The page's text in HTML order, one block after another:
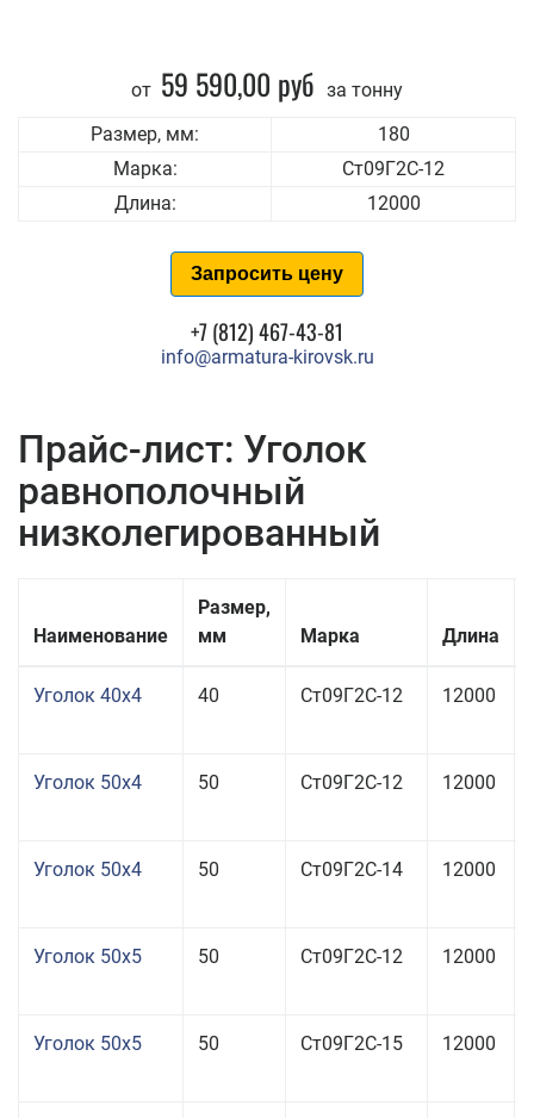
от 59 590,00 руб за тонну
Размер, мм:
180
Марка:
Ст09Г2С-12
Длина:
12000
Запросить цену
+7 (812) 467-43-81
info@armatura-kirovsk.ru
Прайс-лист: Уголок
равнополочный
низколегированный
Наименование
Размер,
мм
Марка Длина
Уголок 40x4 40 Ст09Г2С-12 12000
Уголок 50x4 50 Ст09Г2С-12 12000
Уголок 50x4 50 Ст09Г2С-14 12000
Уголок 50x5 50 Ст09Г2С-12 12000
Уголок 50x5 50 Ст09Г2С-15 12000